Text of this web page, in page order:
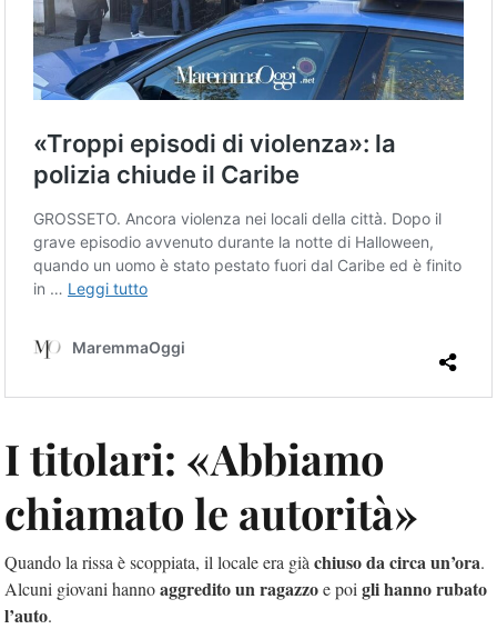
I titolari: «Abbiamo
chiamato le autorità»
Quando la rissa è scoppiata, il locale era già chiuso da circa un’ora.
Alcuni giovani hannoaggredito un ragazzoe poi gli hanno rubato
l’auto.